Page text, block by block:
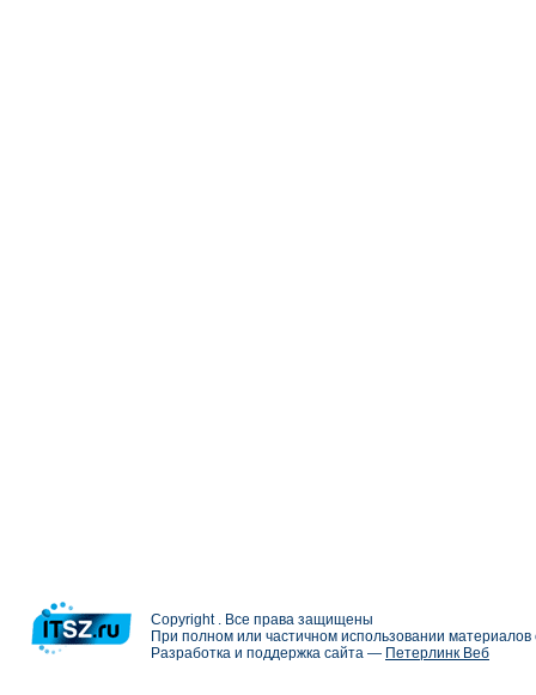
Copyright . Все права защищены
При полном или частичном использовании
Разработка и поддержка сайта — Петерлинк Веб